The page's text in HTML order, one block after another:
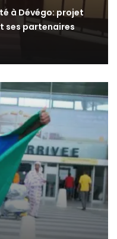
à Dévégo: projet
ses partenaires